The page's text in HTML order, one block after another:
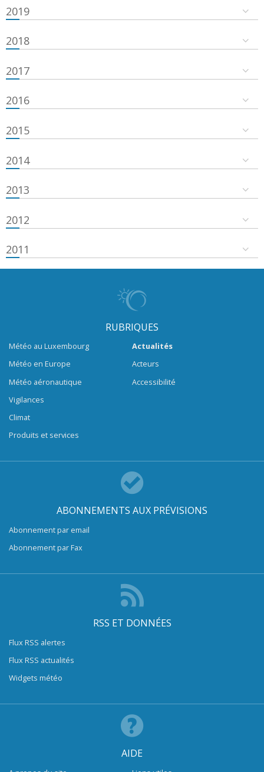
2019
2018
2017
2016
2015
2014
2013
2012
2011
RUBRIQUES
Météo au Luxembourg
Météo en Europe
Météo aéronautique
Vigilances
Climat
Produits et services
Actualités
Acteurs
Accessibilité
ABONNEMENTS AUX PRÉVISIONS
Abonnement par email
Abonnement par Fax
RSS ET DONNÉES
Flux RSS alertes
Flux RSS actualités
Widgets météo
AIDE